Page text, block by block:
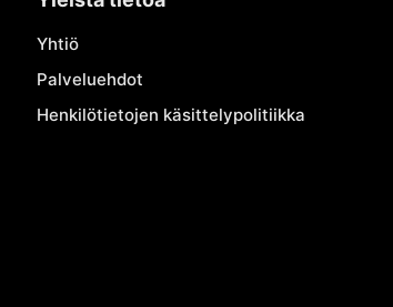
Yhtiö
Palveluehdot
Henkilötietojen käsittelypolitiikka